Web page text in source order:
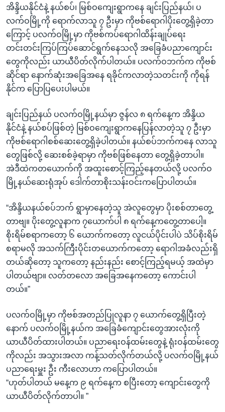
ရန်
နေရာ
သို့
ကျော်
ရန်
အိန္ဒိယနိုင်ငံနဲ့ နယ်စပ်၊ မြစ်ဝကျေးရွာကနေ ချင်းပြည်နယ်၊ ပ
လက်ဝမြို့ကို ရောက်လာသူ ၇ ဦးမှာ ကိုဗစ်ရောဂါပိုးတွေ့ရှိခဲ့တာ
ကြောင့် ပလက်ဝမြို့မှာ ကိုဗစ်ကပ်ရောဂါထိန်းချုပ်ရေး
တင်းတင်းကြပ်ကြပ်ဆောင်ရွက်နေသလို အခြေခံပညာကျောင်း
တွေကိုလည်း ယာယီပိတ်လိုက်ပါတယ်။ ပလက်ဝဘက်က ကိုဗစ်
ဆိုင်ရာ နောက်ဆုံးအခြေအနေ ရခိုင်ကလာတဲ့သတင်းကို ကိုရန်
နိုင်က ပြောပြပေးပါမယ်။
ချင်းပြည်နယ် ပလက်ဝမြို့နယ်မှာ ဇွန်လ ၈ ရက်နေ့က အိန္ဒိယ
နိုင်ငံနဲ့ နယ်စပ်ဖြစ်တဲ့ မြစ်ဝကျေးရွာကနေပြန်လာတဲ့သူ ၇ ဦးမှာ
ကိုဗစ်ရောဂါစစ်ဆေးတွေ့ရှိခဲ့ပါတယ်။ နယ်စပ်ဘက်ကနေ လာသူ
တွေဖြစ်လို့ ဆေးစစ်ခဲ့ရာမှာ ကိုဗစ်ဖြစ်နေတာ တွေ့ရှိခဲ့တာပါ။
အဲဒီထဲကတယောက်ကို အထူးစောင့်ကြည့်နေတယ်လို့ ပလက်ဝ
မြို့နယ်ဆေးရုံအုပ် ဒေါက်တာစိုးသန်းဝင်းကပြောပါတယ်။
“အိန္ဒိယနယ်စပ်ဘက် ရွာမှာနေတဲ့သူ အဲလူတွေမှာ ပိုးစစ်တာတွေ့
တာဗျ။ ပိုးတွေ့လူနာက ၇ယောက်ပါ ၈ ရက်နေ့ကတွေ့တာပေါ့။
စိုးရိမ်စရာကတော့ ၆ ယောက်ကတော့ လူငယ်ပိုင်းပါပဲ သိပ်စိုးရိမ်
စရာမလို အသက်ကြီးပိုင်းတယောက်ကတော့ ရောဂါအခံလည်းရှိ
တယ်ဆိုတော့ သူကတော့ နည်းနည်း စောင့်ကြည့်ရမယ့် အထဲမှာ
ပါတယ်ဗျာ။ လတ်တလော အခြေအနေကတော့ ကောင်းပါ
တယ်။”
ပလက်ဝမြို့မှာ ကိုဗစ်အတည်ပြုလူနာ ၇ ယောက်တွေ့ရှိပြီးတဲ့
နောက် ပလက်ဝမြို့နယ်က အခြေခံကျောင်းတွေအားလုံးကို
ယာယီပိတ်ထားပါတယ်။ ပညာရေးဝန်ထမ်းတွေနဲ့ ရုံးဝန်ထမ်းတွေ
ကိုလည်း အသွားအလာ ကန့်သတ်လိုက်တယ်လို့ ပလက်ဝမြို့နယ်
ပညာရေးမှူး ဦး ကီးလောဟာ ကပြောပါတယ်။
“ဟုတ်ပါတယ် မနေ့က ၉ ရက်နေ့က စပြီးတော့ ကျောင်းတွေကို
ယာယီပိတ်လိုက်တာပါ။ ”